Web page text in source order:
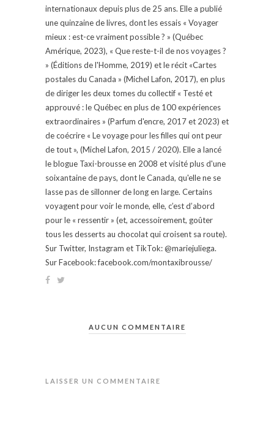
internationaux depuis plus de 25 ans. Elle a publié
une quinzaine de livres, dont les essais « Voyager
mieux : est-ce vraiment possible ? » (Québec
Amérique, 2023), « Que reste-t-il de nos voyages ?
» (Éditions de l'Homme, 2019) et le récit «Cartes
postales du Canada » (Michel Lafon, 2017), en plus
de diriger les deux tomes du collectif « Testé et
approuvé : le Québec en plus de 100 expériences
extraordinaires » (Parfum d'encre, 2017 et 2023) et
de coécrire « Le voyage pour les filles qui ont peur
de tout », (Michel Lafon, 2015 / 2020). Elle a lancé
le blogue Taxi-brousse en 2008 et visité plus d'une
soixantaine de pays, dont le Canada, qu'elle ne se
lasse pas de sillonner de long en large. Certains
voyagent pour voir le monde, elle, c’est d’abord
pour le « ressentir » (et, accessoirement, goûter
tous les desserts au chocolat qui croisent sa route).
Sur Twitter, Instagram et TikTok: @mariejuliega.
Sur Facebook: facebook.com/montaxibrousse/
AUCUN COMMENTAIRE
LAISSER UN COMMENTAIRE